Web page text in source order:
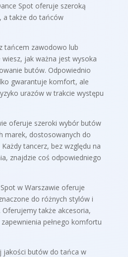
Spot oferuje szeroką
a także do tańców
tańcem zawodowo lub
jak ważna jest wysoka
butów. Odpowiednio
gwarantuje komfort, ale
urazów w trakcie występu
oferuje szeroki wybór butów
marek, dostosowanych do
tancerz, bez względu na
znajdzie coś odpowiedniego
w Warszawie oferuje
do różnych stylów i
także akcesoria,
pełnego komfortu
jakości butów do tańca w